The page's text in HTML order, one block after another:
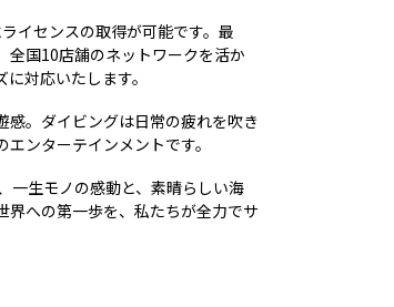
イセンスの取得が可能です。最
全国10店舗のネットワークを活か
対応いたします。
――。ダイビングは日常の疲れを吹き
ンターテインメントです。
一生モノの感動と、素晴らしい海
界への第一歩を、私たちが全力でサ